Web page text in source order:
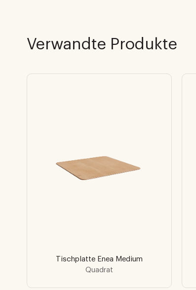
Verwandte Produkte
Tischplatte Enea Medium
Quadrat